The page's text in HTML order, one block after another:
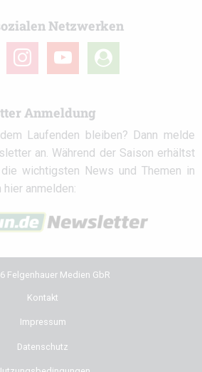
Netzwerken
instagramyoutube
user-
circle
Anmeldung
Laufenden bleiben? Dann melde
an. Während der Saison erhältst
wichtigsten News und Themen in
anmelden:
Felgenhauer Medien GbR
Kontakt
Impressum
Datenschutz